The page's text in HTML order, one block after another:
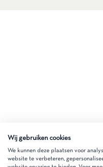
Wij gebruiken cookies
We kunnen deze plaatsen voor
website te verbeteren,